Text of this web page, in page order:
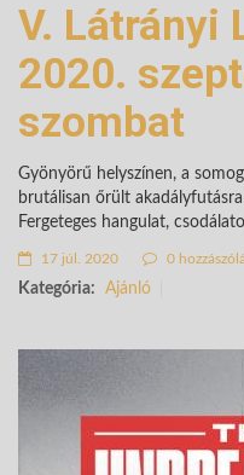
V. Látrányi
2020.
szombat
Gyönyörű helyszínen, a
brutálisan őrült
Fergeteges hangulat,
17 júl. 2020 0
Kategória: Ajánló